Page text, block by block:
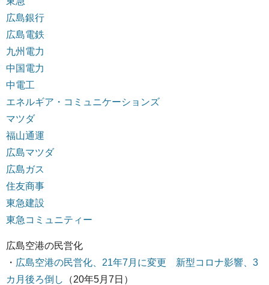
広島銀行
広島電鉄
九州電力
中国電力
中電工
エネルギア・コミュニケーションズ
マツダ
福山通運
広島マツダ
広島ガス
住友商事
東急建設
東急コミュニティー
広島空港の民営化
・ 広島空港の民営化、21年7月に変更 新型コロナ影響、3
カ月後ろ倒し
（20年5月7日）